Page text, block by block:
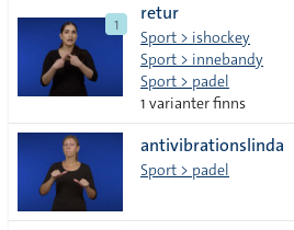
1 retur
Sport > ishockey
Sport > innebandy
Sport > padel
1 varianter finns
antivibrationslinda
Sport > padel